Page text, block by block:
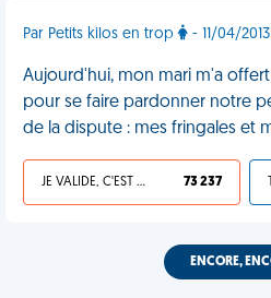
Par Petits kilos en trop - 11/04/
Aujourd'hui, mon mari m'a
pour se faire pardonner notre
de la dispute : mes fringales et
JE VALIDE, C'EST UNE VDM 73 237
ENCORE,